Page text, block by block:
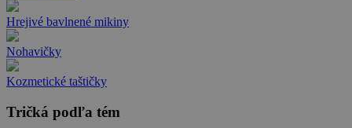
Hrejivé bavlnené mikiny
Nohavičky
Kozmetické taštičky
Tričká podľa tém